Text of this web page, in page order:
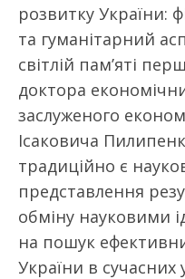
розвитку України:
та гуманітарний
світлій пам’яті
доктора
заслуженого
Ісаковича
традиційно є
представлення
обміну науковими
на пошук
України в